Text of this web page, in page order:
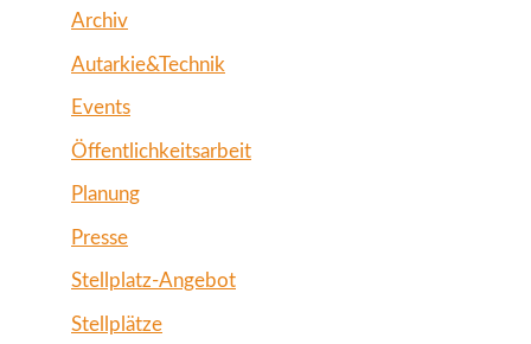
Archiv
Autarkie&Technik
Events
Öffentlichkeitsarbeit
Planung
Presse
Stellplatz-Angebot
Stellplätze